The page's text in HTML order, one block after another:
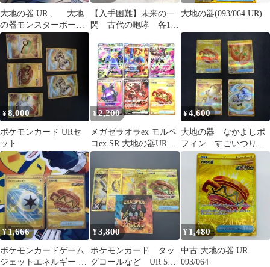
大地の器 UR 、 大地
の器モンスターボール
ミラー
【入手困難】未来の一
閃 古代の咆哮 各1パ
メロコ リップ トド
ロクツキ テツノブジ
ン チルタリス SR
SAR UR モルペコ サ
ケブシッポ チルッ
ト AR 大地の器 収
録 ポケモンカード
スカーレット バイオ
レット 151 トレカ
大地の器(093/064 UR)
¥8,000
ポケモンカード URセ
ット
¥2,200
メガゼラオラex モルペ
コex SR 大地の器UR 他
計6枚
¥4,600
大地の器 なかよしポ
フィン すごいつりざ
お カウンターキャッ
チャー UR
¥1,666
ポケモンカードゲーム
ジェットエネルギー 大
¥3,800
ポケモンカード タッ
グコールなど UR 5枚
¥ 1,480
中古 大地の器 UR
093/064